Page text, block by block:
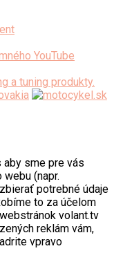
aby sme pre vás
(napr.
potrebné údaje
to za účelom
volant.tv
reklám vám,
vpravo